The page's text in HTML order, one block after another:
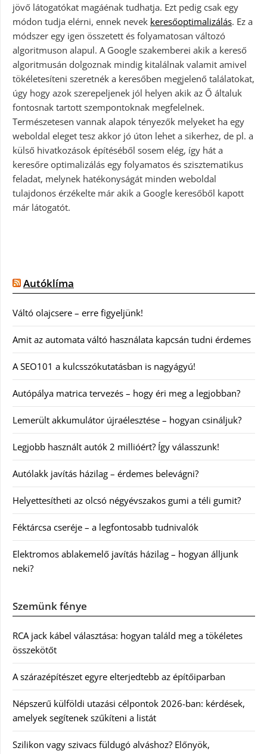
jövő látogatókat magáénak tudhatja. Ezt pedig csak egy
módon tudja elérni, ennek nevek keresőoptimalizálás. Ez a
módszer egy igen összetett és folyamatosan változó
algoritmuson alapul. A Google szakemberei akik a kereső
algoritmusán dolgoznak mindig kitalálnak valamit amivel
tökéletesíteni szeretnék a keresőben megjelenő találatokat,
úgy hogy azok szerepeljenek jól helyen akik az Ő általuk
fontosnak tartott szempontoknak megfelelnek.
Természetesen vannak alapok tényezők melyeket ha egy
weboldal eleget tesz akkor jó úton lehet a sikerhez, de pl. a
külső hivatkozások építéséből sosem elég, így hát a
keresőre optimalizálás egy folyamatos és szisztematikus
feladat, melynek hatékonyságát minden weboldal
tulajdonos érzékelte már akik a Google keresőből kapott
már látogatót.
Autóklíma
Váltó olajcsere – erre figyeljünk!
Amit az automata váltó használata kapcsán tudni érdemes
A SEO101 a kulcsszókutatásban is nagyágyú!
Autópálya matrica tervezés – hogy éri meg a legjobban?
Lemerült akkumulátor újraélesztése – hogyan csináljuk?
Legjobb használt autók 2 millióért? Így válasszunk!
Autólakk javítás házilag – érdemes belevágni?
Helyettesítheti az olcsó négyévszakos gumi a téli gumit?
Féktárcsa cseréje – a legfontosabb tudnivalók
Elektromos ablakemelő javítás házilag – hogyan álljunk
neki?
Szemünk fénye
RCA jack kábel választása: hogyan találd meg a tökéletes
összekötőt
A szárazépítészet egyre elterjedtebb az építőiparban
Népszerű külföldi utazási célpontok 2026-ban: kérdések,
amelyek segítenek szűkíteni a listát
Szilikon vagy szivacs füldugó alváshoz? Előnyök,